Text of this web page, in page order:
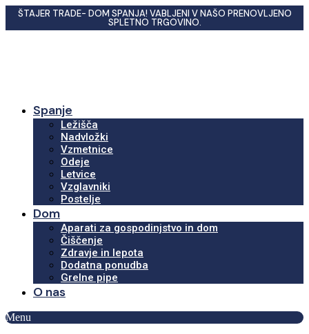
ŠTAJER TRADE- DOM SPANJA! VABLJENI V NAŠO PRENOVLJENO
SPLETNO TRGOVINO.
Spanje
Ležišča
Nadvložki
Vzmetnice
Odeje
Letvice
Vzglavniki
Postelje
Dom
Aparati za gospodinjstvo in dom
Čiščenje
Zdravje in lepota
Dodatna ponudba
Grelne pipe
O nas
Menu